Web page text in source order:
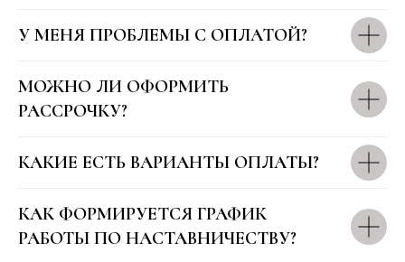
У МЕНЯ ПРОБЛЕМЫ С ОПЛАТОЙ?
МОЖНО ЛИ ОФОРМИТЬ
РАССРОЧКУ?
КАКИЕ ЕСТЬ ВАРИАНТЫ ОПЛАТЫ?
КАК ФОРМИРУЕТСЯ ГРАФИК
РАБОТЫ ПО НАСТАВНИЧЕСТВУ?